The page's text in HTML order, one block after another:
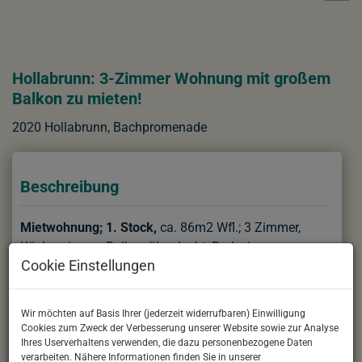
Hollabrunn: 3-Zimmer Wohnung mit großem
Balkon zu mieten!
2020 Hollabrunn, Bachpromenade
Beschreibung
Mietwohnung; 1. Stock, ca. 86m2 Wfl.; 3 Zimmer,
Küche, eigener Balkon überdacht, Badezimmer,
Toilette, Garten zur Mitbenutzung
Wir dürfen Ihnen sehr gerne diese gepflegte und
neuwertige Wohnung in Zentrums-Nähe und Nahe
dem Bahnhof, inmitten der Bezirkshauptstadt
Hollabrunn zur Miete anbieten.
Cookie Einstellungen
Wir möchten auf Basis Ihrer (jederzeit widerrufbaren) Einwilligung
Cookies zum Zweck der Verbesserung unserer Website sowie zur Analyse
Ihres Userverhaltens verwenden, die dazu personenbezogene Daten
verarbeiten. Nähere Informationen finden Sie in unserer